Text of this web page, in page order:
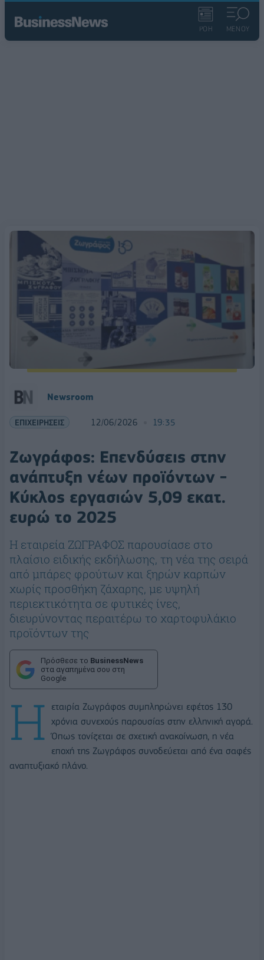
ΡΟΗ ΜΕΝΟΥ
Newsroom
ΕΠΙΧΕΙΡΗΣΕΙΣ 12/06/2026 19:35
Ζωγράφος: Επενδύσεις στην
ανάπτυξη νέων προϊόντων -
Κύκλος εργασιών 5,09 εκατ.
ευρώ το 2025
H εταιρεία ΖΩΓΡΑΦΟΣ παρουσίασε στο
πλαίσιο ειδικής εκδήλωσης, τη νέα της σειρά
από μπάρες φρούτων και ξηρών καρπών
χωρίς προσθήκη ζάχαρης, με υψηλή
περιεκτικότητα σε φυτικές ίνες,
διευρύνοντας περαιτέρω το χαρτοφυλάκιο
προϊόντων της
Πρόσθεσε το BusinessNews
στα αγαπημένα σου στη
Google
Η
εταιρία Ζωγράφος συμπληρώνει εφέτος 130
χρόνια συνεχούς παρουσίας στην ελληνική αγορά.
Όπως τονίζεται σε σχετική ανακοίνωση, η νέα
εποχή της Ζωγράφος συνοδεύεται από ένα σαφές
αναπτυξιακό πλάνο.